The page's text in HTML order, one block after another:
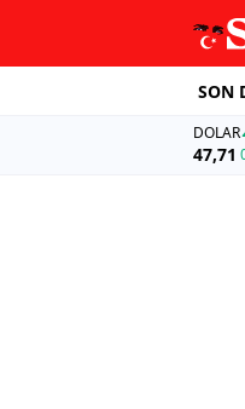
SON
DOLAR
47,71